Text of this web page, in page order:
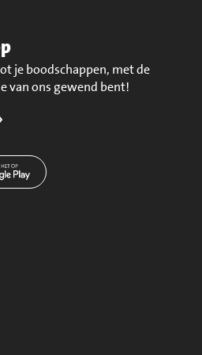
je boodschappen, met de
van ons gewend bent!